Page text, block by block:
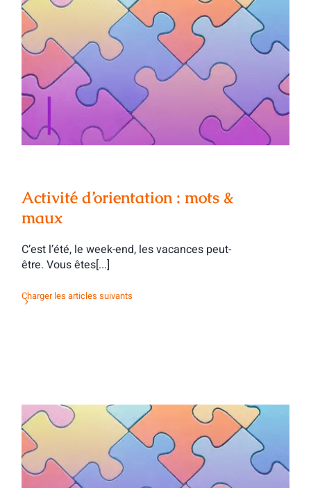
Activité d’orientation : mots & maux
Activité d’orientation : mots &
maux
C’est l’été, le week-end, les vacances peut-
être. Vous êtes[...]
Charger les articles suivants